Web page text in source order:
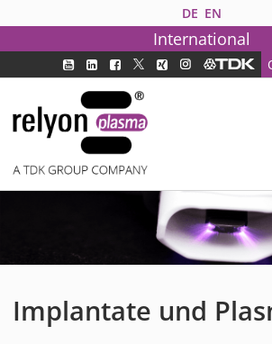
DE EN
International
PLASMATECHNOLOGIE
DBD TECHNOLOGIE
PAA TECHNOLOGIE®
PDD TECHNOLOGIE®
FAQ
MEDIPLAS KOMPONENTEN
Implantate und